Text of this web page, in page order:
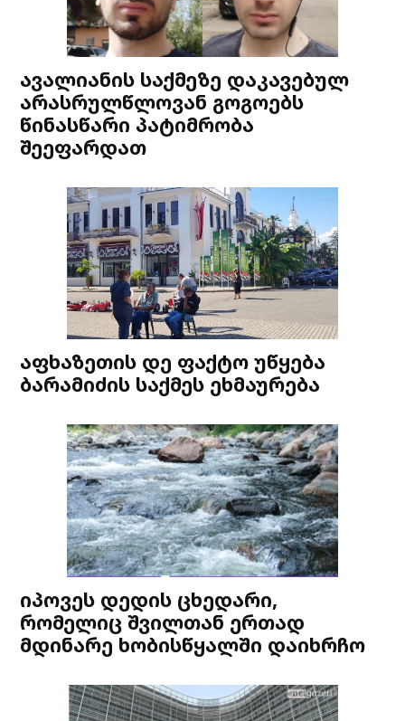
ავალიანის საქმეზე დაკავებულ
არასრულწლოვან გოგოებს
წინასწარი პატიმრობა
შეეფარდათ
აფხაზეთის დე ფაქტო უწყება
ბარამიძის საქმეს ეხმაურება
იპოვეს დედის ცხედარი,
რომელიც შვილთან ერთად
მდინარე ხობისწყალში დაიხრჩო